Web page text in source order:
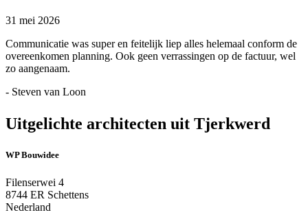
31 mei 2026
Communicatie was super en feitelijk liep alles helemaal conform de
overeenkomen planning. Ook geen verrassingen op de factuur, wel
zo aangenaam.
- Steven van Loon
Uitgelichte architecten uit Tjerkwerd
WP Bouwidee
Filenserwei 4
8744 ER Schettens
Nederland